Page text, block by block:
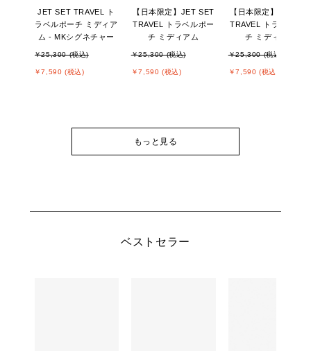
JET SET TRAVEL ト
ラベルポーチ ミディア
ム - MKシグネチャー
￥25,300 (税込)
￥7,590 (税込)
【日本限定】JET SET
TRAVEL トラベルポー
チ ミディアム
￥25,300 (税込)
￥7,590 (税込)
【日本限定】JET SET
TRAVEL トラベルポー
チ ミディアム
￥25,300 (税込)
￥7,590 (税込)
もっと見る
ベストセラー